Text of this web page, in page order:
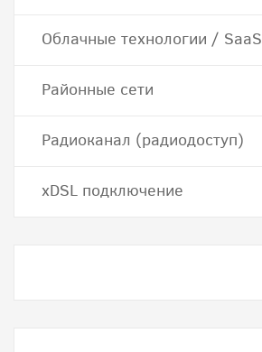
Облачные технологии / SaaS
Районные сети
Радиоканал (радиодоступ)
хDSL подключение